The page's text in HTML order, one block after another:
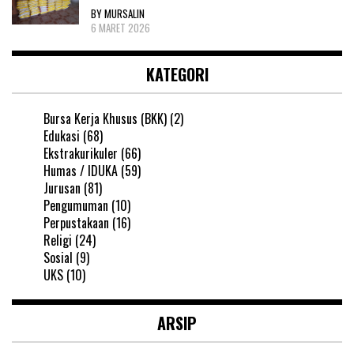
BY MURSALIN
6 MARET 2026
KATEGORI
Bursa Kerja Khusus (BKK) (2)
Edukasi (68)
Ekstrakurikuler (66)
Humas / IDUKA (59)
Jurusan (81)
Pengumuman (10)
Perpustakaan (16)
Religi (24)
Sosial (9)
UKS (10)
ARSIP